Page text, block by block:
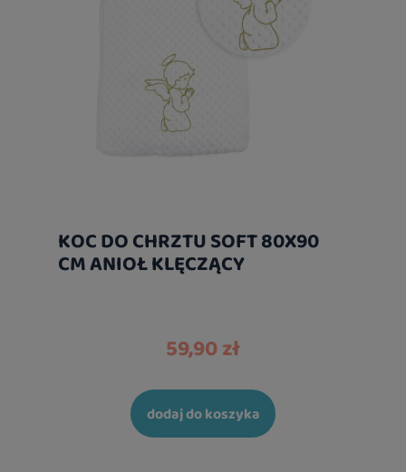
KOC DO CHRZTU SOFT 80X90
CM ANIOŁ KLĘCZĄCY
59,90 zł
dodaj do koszyka